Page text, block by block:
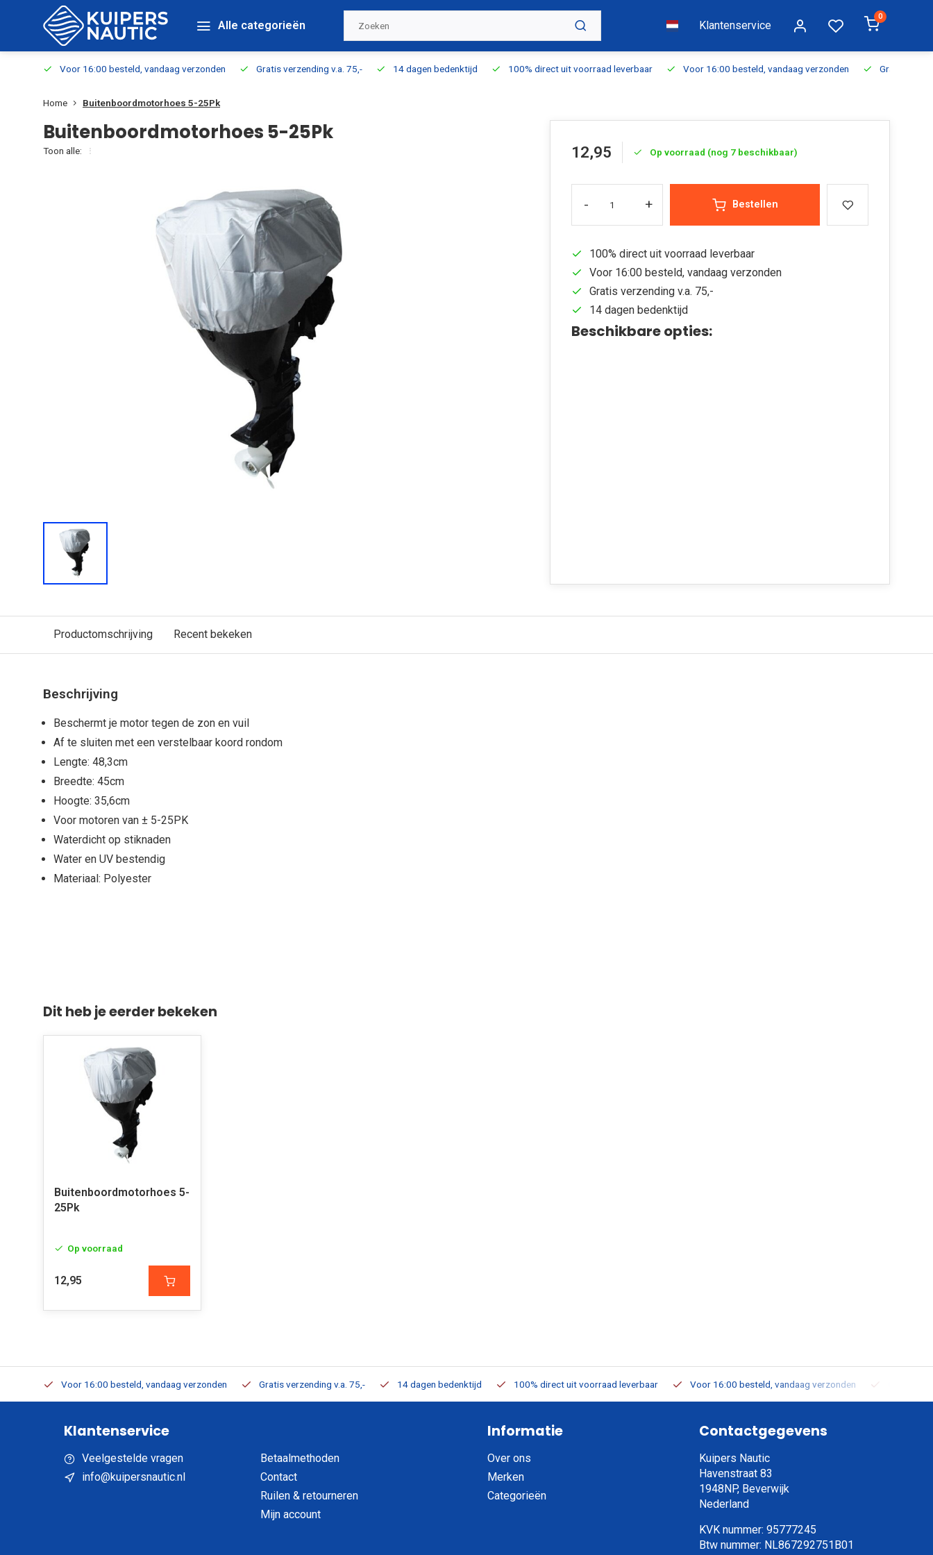
Alle categorieën Klantenservice
0
Voor 16:00 besteld, vandaag verzonden Gratis verzending v.a. 75,- 14 dagen bedenktijd 100% direct uit voorraad leverbaar Voor 16:00 besteld, vandaag verzonden Gratis
Home Buitenboordmotorhoes 5-25Pk
Buitenboordmotorhoes 5-25Pk
Toon alle: 12,95 Op voorraad (nog 7 beschikbaar)
- + Bestellen
100% direct uit voorraad leverbaar
Voor 16:00 besteld, vandaag verzonden
Gratis verzending v.a. 75,-
14 dagen bedenktijd
Beschikbare opties:
Productomschrijving Recent bekeken
Beschrijving
Beschermt je motor tegen de zon en vuil
Af te sluiten met een verstelbaar koord rondom
Lengte: 48,3cm
Breedte: 45cm
Hoogte: 35,6cm
Voor motoren van ± 5-25PK
Waterdicht op stiknaden
Water en UV bestendig
Materiaal: Polyester
Dit heb je eerder bekeken
Buitenboordmotorhoes 5-
25Pk
Op voorraad
12,95
Voor 16:00 besteld, vandaag verzonden Gratis verzending v.a. 75,- 14 dagen bedenktijd 100% direct uit voorraad leverbaar Voor 16:00 besteld, vandaag verzonden
Klantenservice
Veelgestelde vragen
info@kuipersnautic.nl
Betaalmethoden
Contact
Ruilen & retourneren
Mijn account
Informatie
Over ons
Merken
Categorieën
Contactgegevens
Kuipers Nautic
Havenstraat 83
1948NP, Beverwijk
Nederland
KVK nummer: 95777245
Btw nummer: NL867292751B01